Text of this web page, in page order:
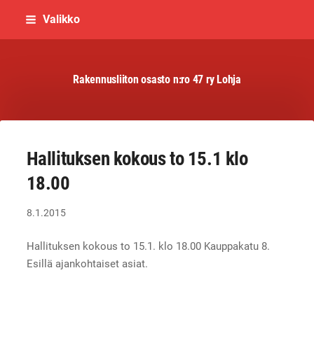
Siirry
Valikko
Rakennusliiton osasto n:ro 47 ry Lohja
Hallituksen kokous to 15.1 klo
18.00
8.1.2015
Hallituksen kokous to 15.1. klo 18.00 Kauppakatu 8.
Esillä ajankohtaiset asiat.